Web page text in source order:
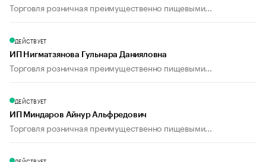
Торговля розничная преимущественно пищевыми...
ДЕЙСТВУЕТ
ИП Нигматзянова Гульнара Данияловна
Торговля розничная преимущественно пищевыми...
ДЕЙСТВУЕТ
ИП Миндаров Айнур Альфредович
Торговля розничная преимущественно пищевыми...